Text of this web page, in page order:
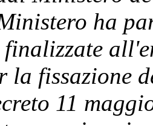
ha
la fissazione
11